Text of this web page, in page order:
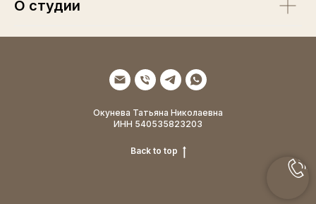
О студии
Окунева Татьяна Николаевна
ИНН 540535823203
Back to top